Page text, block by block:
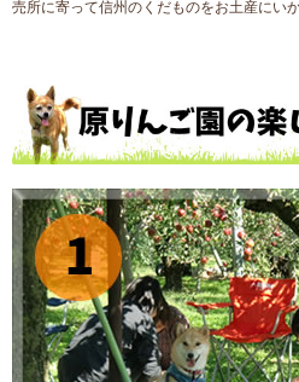
売所に寄って信州のくだものをお土産にい